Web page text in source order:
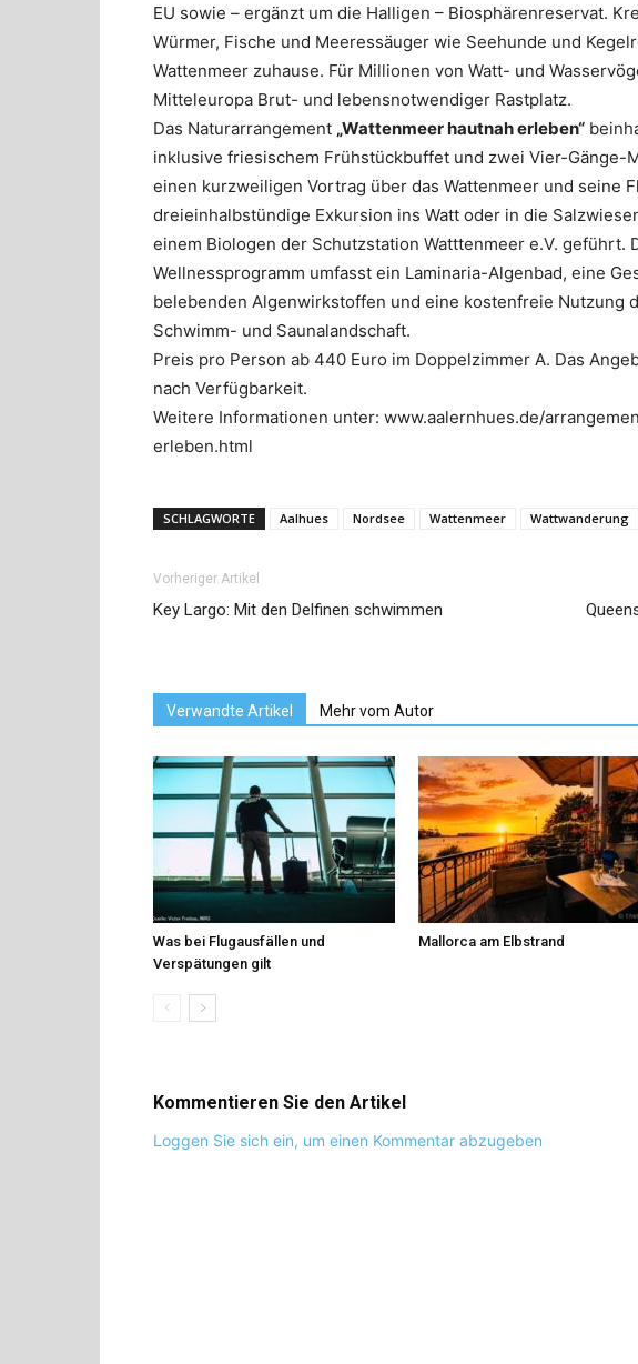
EU sowie – ergänzt um die Halligen – Biosphärenreservat.
Würmer, Fische und Meeressäuger wie Seehunde und
Wattenmeer zuhause. Für Millionen von Watt- und
Mitteleuropa Brut- und lebensnotwendiger Rastplatz.
Das Naturarrangement „Wattenmeer hautnah erleben“
inklusive friesischem Frühstückbuffet und zwei Vier-Gänge-
einen kurzweiligen Vortrag über das Wattenmeer und seine
dreieinhalbstündige Exkursion ins Watt oder in die
einem Biologen der Schutzstation Watttenmeer e.V. geführt.
Wellnessprogramm umfasst ein Laminaria-Algenbad, eine
belebenden Algenwirkstoffen und eine kostenfreie Nutzung
Schwimm- und Saunalandschaft.
Preis pro Person ab 440 Euro im Doppelzimmer A. Das
nach Verfügbarkeit.
Weitere Informationen unter: www.aalernhues.de/
erleben.html
SCHLAGWORTE Aalhues Nordsee Wattenmeer Wattwanderung
Vorheriger Artikel
Key Largo: Mit den Delfinen schwimmen
Verwandte Artikel Mehr vom Autor
Was bei Flugausfällen und
Verspätungen gilt
Mallorca am Elbstrand
Kommentieren Sie den Artikel
Loggen Sie sich ein, um einen Kommentar abzugeben